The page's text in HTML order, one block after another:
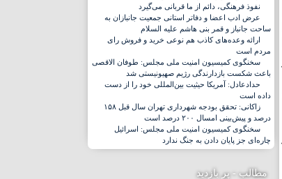
نفوذ فرهنگی، دائم از ما قربانی می‌گیرد
عرض ادب اعضا و دفاتر استانی جمعیت جانبازان به
ساحت جانباز و قمر بنی هاشم علیه السلام
ارائه وعده‌های کاذب هم نوعی خرید و فروش رای
مردم است
سخنگوی کمیسیون امنیت ملی مجلس: طوفان الاقصی
باعث شکست بازدارندگی رژیم صهیونیستی شد
حدادعادل: آمریکا حیثیت بین‌المللی خود را از دست
داده است
زاکانی: تحقق بودجه شهرداری تهران سال قبل ۱۵۸
درصد و پیش‌بینی امسال ۲۰۰ درصد است
سخنگوی کمیسیون امنیت ملی مجلس: اسرائیل
چاره‌ای جز پایان دادن به جنگ ندارد
مطالب - پر بازدید